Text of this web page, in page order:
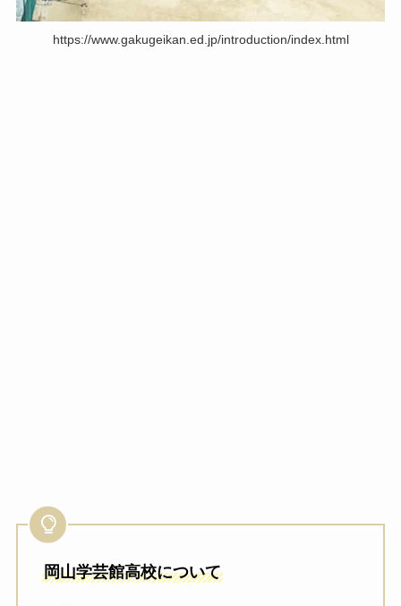
https://www.gakugeikan.ed.jp/introduction/index.html
岡山学芸館高校について